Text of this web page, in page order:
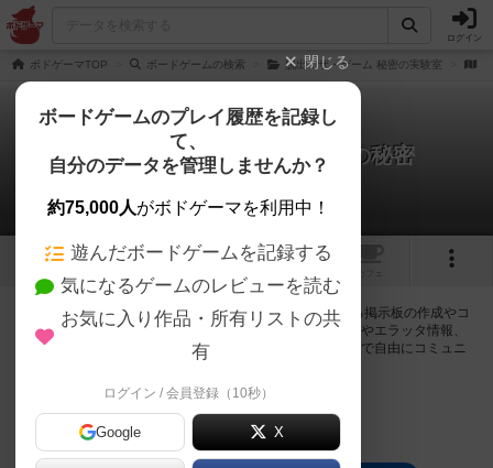
ログイン
ボドゲーマTOP ボードゲームの検索 脱出：ザ・ゲーム 秘密の実験室
脱出：ザ・ゲーム プレミアの秘密
0件の掲示板
1
ログインすると脱出：ザ・ゲーム プレミアの秘密に関する掲示板の作成やコ
メントの書き込みが出来るようになります。ルールの疑問やエラッタ情報、
マニュアルでは判断し辛い曖昧な表記等について会員同士で自由にコミュニ
ログイン/無料会員登録
閉じる
ボードゲームのプレイ履歴を記録し
て、
自分のデータを管理しませんか？
約75,000人がボドゲーマを利用中！
遊んだボードゲームを記録する
気になるゲームのレビューを読む
お気に入り作品・所有リストの共
有
ログイン / 会員登録（10秒）
Google X